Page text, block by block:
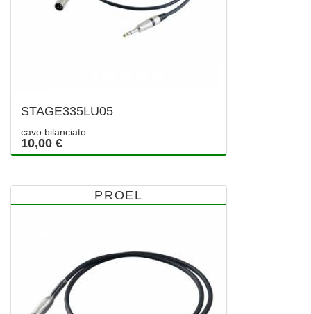
STAGE335LU05
cavo bilanciato
10,00 €
PROEL